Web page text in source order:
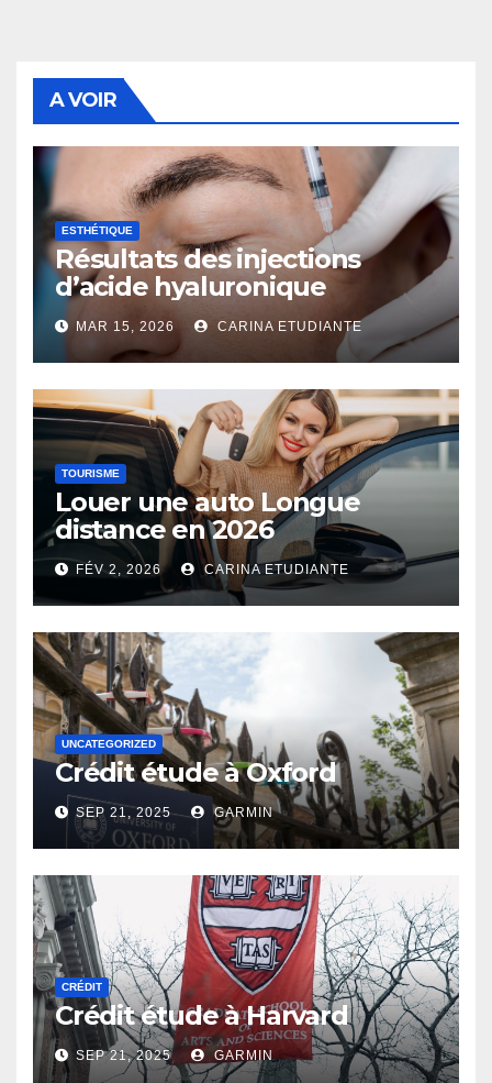
A VOIR
ESTHÉTIQUE
Résultats des injections
d’acide hyaluronique
MAR 15, 2026 CARINA ETUDIANTE
TOURISME
Louer une auto Longue
distance en 2026
FÉV 2, 2026 CARINA ETUDIANTE
UNCATEGORIZED
Crédit étude à Oxford
SEP 21, 2025 GARMIN
CRÉDIT
Crédit étude à Harvard
SEP 21, 2025 GARMIN